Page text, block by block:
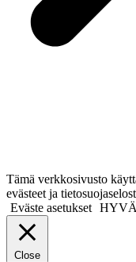
Tämä verkkosivusto
evästeet ja
Eväste asetukset
Close